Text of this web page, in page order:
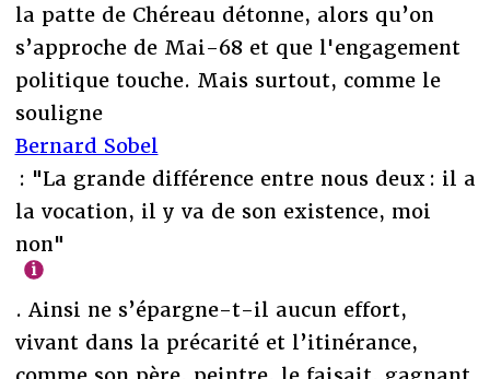
la patte de Chéreau détonne, alors qu’on
s’approche de Mai-68 et que l'engagement
politique touche. Mais surtout, comme le
souligne
Bernard Sobel
: "La grande différence entre nous deux : il a
la vocation, il y va de son existence, moi
non"
. Ainsi ne s’épargne-t-il aucun effort,
vivant dans la précarité et l’itinérance,